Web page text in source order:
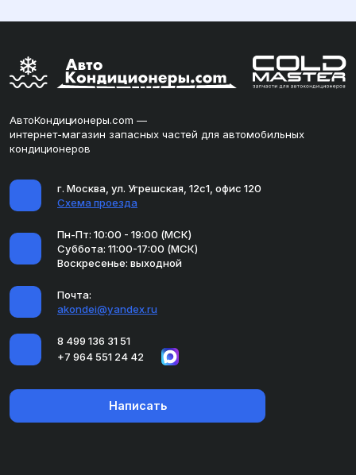
АвтоКондиционеры.com —
интернет-магазин запасных частей для автомобильных
кондиционеров
г. Москва, ул. Угрешская, 12с1, офис 120
Схема проезда
Пн-Пт: 10:00 - 19:00 (МСК)
Суббота: 11:00-17:00 (МСК)
Воскресенье: выходной
Почта:
akondei@yandex.ru
8 499 136 31 51
+7 964 551 24 42
Написать